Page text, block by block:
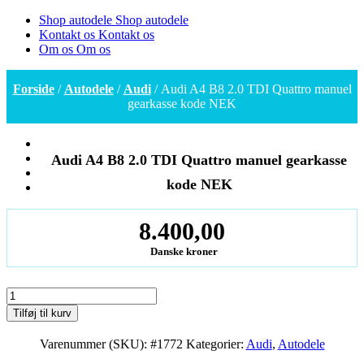
Shop autodele Shop autodele
Kontakt os Kontakt os
Om os Om os
Forside/ Autodele/ Audi/ Audi A4 B8 2.0 TDI Quattro manuel
gearkasse kode NEK
Audi A4 B8 2.0 TDI Quattro manuel gearkasse
kode NEK
8.400,00
Danske kroner
Audi
A4
B8
Tilføj til kurv
Varenummer (SKU): #1772 Kategorier: Audi, Autodele